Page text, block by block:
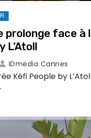
prolonge face à
L’Atoll
IDmedia Cannes
Kéfi People by